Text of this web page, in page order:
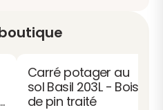
Carré potager au
sol Basil 203L - Bois
de pin traité